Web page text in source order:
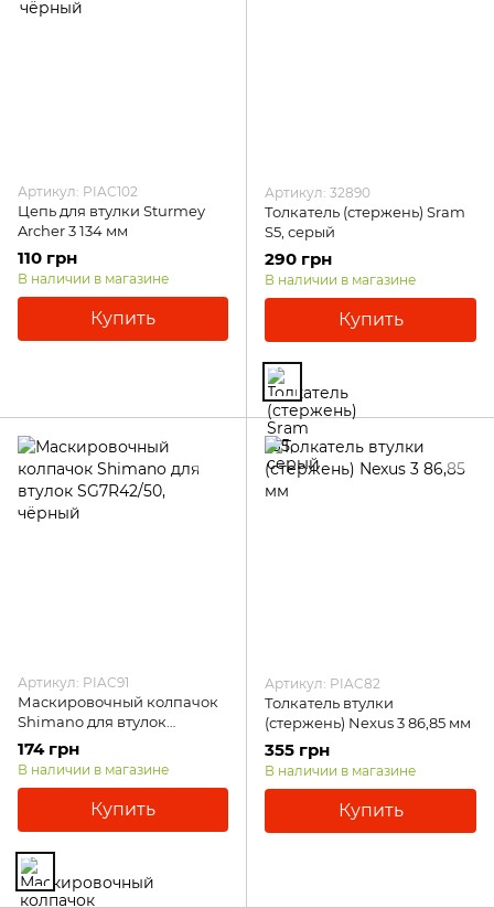
Артикул: PIAC102
Цепь для втулки Sturmey
Archer 3 134 мм
110 грн
В наличии в магазине
Купить
Артикул: 32890
Толкатель (стержень) Sram
S5, серый
290 грн
В наличии в магазине
Купить
Артикул: PIAC91
Маскировочный колпачок
Shimano для втулок
SG7R42/50, чёрный
174 грн
В наличии в магазине
Купить
Артикул: PIAC82
Толкатель втулки
(стержень) Nexus 3 86,85 мм
355 грн
В наличии в магазине
Купить